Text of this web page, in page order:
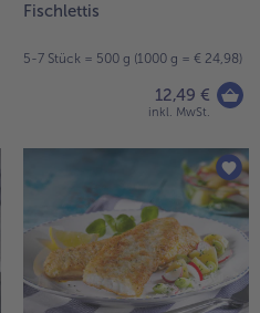
Fischlettis
5-7 Stück = 500 g (1000 g = € 24,98)
12,49 €
inkl. MwSt.